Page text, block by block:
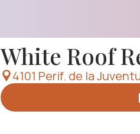
White Roof
4101 Perif. de la